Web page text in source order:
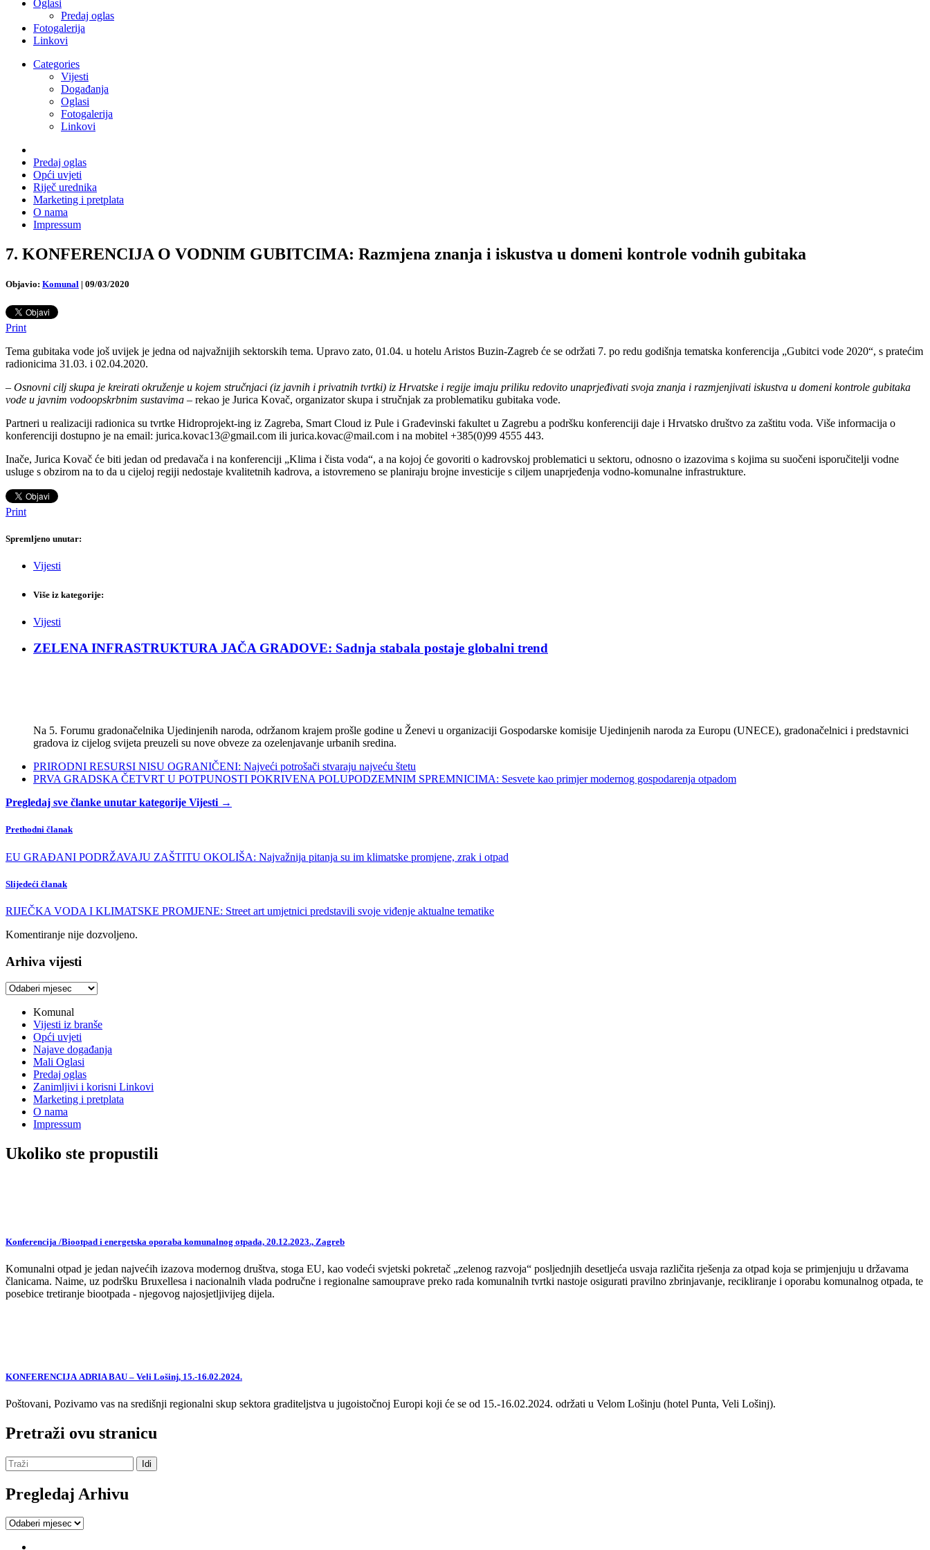
Oglasi
Predaj oglas
Fotogalerija
Linkovi
Categories
Vijesti
Događanja
Oglasi
Fotogalerija
Linkovi
Predaj oglas
Opći uvjeti
Riječ urednika
Marketing i pretplata
O nama
Impressum
7. KONFERENCIJA O VODNIM GUBITCIMA: Razmjena znanja i iskustva u domeni kontrole vodnih gubitaka
Objavio: Komunal | 09/03/2020
Print
Tema gubitaka vode još uvijek je jedna od najvažnijih sektorskih tema. Upravo zato, 01.04. u hotelu Aristos Buzin-Zagreb će se održati 7. po redu godišnja tematska konferencija „Gubitci vode 2020“, s pratećim
radionicima 31.03. i 02.04.2020.
– Osnovni cilj skupa je kreirati okruženje u kojem stručnjaci (iz javnih i privatnih tvrtki) iz Hrvatske i regije imaju priliku redovito unaprjeđivati svoja znanja i razmjenjivati iskustva u domeni kontrole gubitaka
vode u javnim vodoopskrbnim sustavima – rekao je Jurica Kovač, organizator skupa i stručnjak za problematiku gubitaka vode.
Partneri u realizaciji radionica su tvrtke Hidroprojekt-ing iz Zagreba, Smart Cloud iz Pule i Građevinski fakultet u Zagrebu a podršku konferenciji daje i Hrvatsko društvo za zaštitu voda. Više informacija o
konferenciji dostupno je na email: jurica.kovac13@gmail.com ili jurica.kovac@mail.com i na mobitel +385(0)99 4555 443.
Inače, Jurica Kovač će biti jedan od predavača i na konferenciji „Klima i čista voda“, a na kojoj će govoriti o kadrovskoj problematici u sektoru, odnosno o izazovima s kojima su suočeni isporučitelji vodne
usluge s obzirom na to da u cijeloj regiji nedostaje kvalitetnih kadrova, a istovremeno se planiraju brojne investicije s ciljem unaprjeđenja vodno-komunalne infrastrukture.
Print
Spremljeno unutar:
Vijesti
Više iz kategorije:
Vijesti
ZELENA INFRASTRUKTURA JAČA GRADOVE: Sadnja stabala postaje globalni trend
Na 5. Forumu gradonačelnika Ujedinjenih naroda, održanom krajem prošle godine u Ženevi u organizaciji Gospodarske komisije Ujedinjenih naroda za Europu (UNECE), gradonačelnici i predstavnici
gradova iz cijelog svijeta preuzeli su nove obveze za ozelenjavanje urbanih sredina.
PRIRODNI RESURSI NISU OGRANIČENI: Najveći potrošači stvaraju najveću štetu
PRVA GRADSKA ČETVRT U POTPUNOSTI POKRIVENA POLUPODZEMNIM SPREMNICIMA: Sesvete kao primjer modernog gospodarenja otpadom
Pregledaj sve članke unutar kategorije Vijesti →
Prethodni članak
EU GRAĐANI PODRŽAVAJU ZAŠTITU OKOLIŠA: Najvažnija pitanja su im klimatske promjene, zrak i otpad
Slijedeći članak
RIJEČKA VODA I KLIMATSKE PROMJENE: Street art umjetnici predstavili svoje viđenje aktualne tematike
Komentiranje nije dozvoljeno.
Arhiva vijesti
Arhiva
Komunal
Vijesti iz branše
Opći uvjeti
Najave događanja
Mali Oglasi
Predaj oglas
Zanimljivi i korisni Linkovi
Marketing i pretplata
O nama
Impressum
Ukoliko ste propustili
Konferencija /Biootpad i energetska oporaba komunalnog otpada, 20.12.2023., Zagreb
Komunalni otpad je jedan najvećih izazova modernog društva, stoga EU, kao vodeći svjetski pokretač „zelenog razvoja“ posljednjih desetljeća usvaja različita rješenja za otpad koja se primjenjuju u državama
članicama. Naime, uz podršku Bruxellesa i nacionalnih vlada područne i regionalne samouprave preko rada komunalnih tvrtki nastoje osigurati pravilno zbrinjavanje, recikliranje i oporabu komunalnog otpada, te
posebice tretiranje biootpada - njegovog najosjetljivijeg dijela.
KONFERENCIJA ADRIA BAU – Veli Lošinj, 15.-16.02.2024.
Poštovani, Pozivamo vas na središnji regionalni skup sektora graditeljstva u jugoistočnoj Europi koji će se od 15.-16.02.2024. održati u Velom Lošinju (hotel Punta, Veli Lošinj).
Pretraži ovu stranicu
Pregledaj Arhivu
Pregledaj